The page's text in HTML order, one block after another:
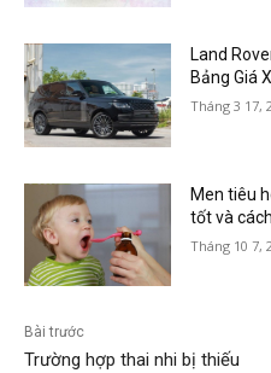
Land
Bảng Giá
Tháng 3 17,
Men tiêu
tốt và
Tháng 10 7,
Bài trước
Trường hợp thai nhi bị thiếu